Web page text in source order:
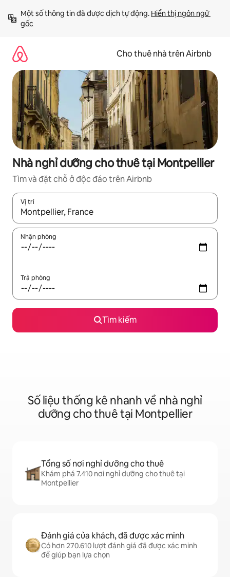
đến
Một số thông tin đã được dịch tự động. Hiển thị ngôn ngữ
gốc
Cho thuê nhà trên Airbnb
Nhà nghỉ dưỡng cho thuê tại Montpellier
Tìm và đặt chỗ ở độc đáo trên Airbnb
Vị trí
Khi có kết quả, hãy điều hướng bằng phím mũi tên lên và
Nhận phòng
Trả phòng
Tìm kiếm
Số liệu thống kê nhanh về nhà nghỉ
dưỡng cho thuê tại Montpellier
Tổng số nơi nghỉ dưỡng cho thuê
Khám phá 7.410 nơi nghỉ dưỡng cho thuê tại
Montpellier
Đánh giá của khách, đã được xác minh
Có hơn 270.610 lượt đánh giá đã được xác minh
để giúp bạn lựa chọn